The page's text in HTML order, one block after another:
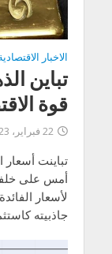
الاخبار
تباين
قوة
22 فبراير، 2023
أمس على
لأسعار
جاذبيته